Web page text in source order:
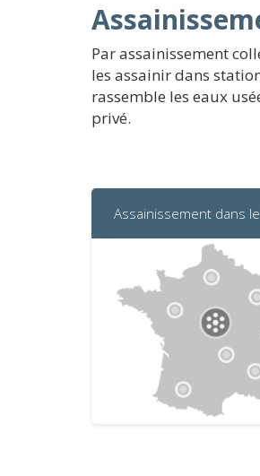
Par assainissement
les assainir dans
rassemble les eaux
privé.
Assainissement dans